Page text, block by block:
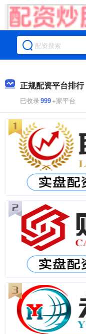
正规配资平台排行
已收录999+家平台